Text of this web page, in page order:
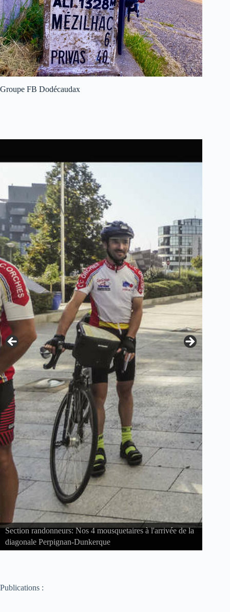
Groupe FB Dodécaudax
à l'arrivée de la
Section féminines: Sortie hebdomadaire du
Publications :